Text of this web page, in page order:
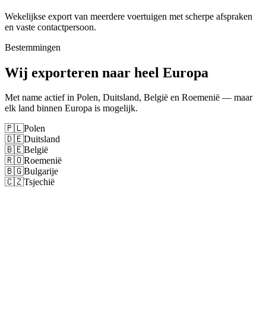
Wekelijkse export van meerdere voertuigen met scherpe afspraken
en vaste contactpersoon.
Bestemmingen
Wij exporteren naar heel Europa
Met name actief in Polen, Duitsland, België en Roemenië — maar
elk land binnen Europa is mogelijk.
🇵🇱Polen
🇩🇪Duitsland
🇧🇪België
🇷🇴Roemenië
🇧🇬Bulgarije
🇨🇿Tsjechië